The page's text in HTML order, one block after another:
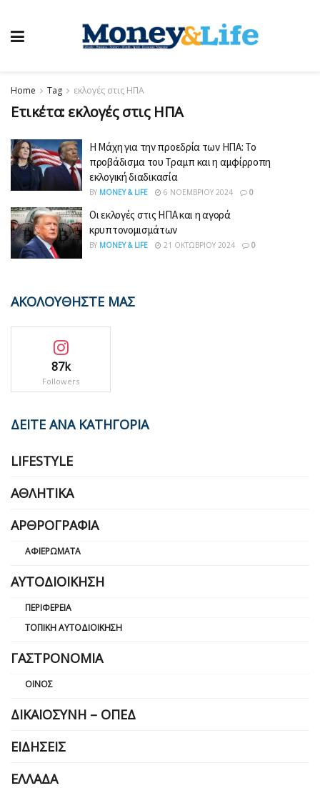
Home Tag εκλογές στις ΗΠΑ
Ετικέτα: εκλογές στις ΗΠΑ
Η Μάχη για την προεδρία των ΗΠΑ: Το
προβάδισμα του Τραμπ και η αμφίρροπη
εκλογική διαδικασία
BY MONEY & LIFE 6 ΝΟΕΜΒΡΊΟΥ 2024 0
Οι εκλογές στις ΗΠΑ και η αγορά
κρυπτονομισμάτων
BY MONEY & LIFE 21 ΟΚΤΩΒΡΊΟΥ 2024 0
ΑΚΟΛΟΥΘΗΣΤΕ ΜΑΣ
87k
Followers
ΔΕΙΤΕ ΑΝΑ ΚΑΤΗΓΟΡΙΑ
LIFESTYLE
ΑΘΛΗΤΙΚΆ
ΑΡΘΡΟΓΡΑΦΊΑ
ΑΦΙΕΡΏΜΑΤΑ
ΑΥΤΟΔΙΟΊΚΗΣΗ
ΠΕΡΙΦΈΡΕΙΑ
ΤΟΠΙΚΉ ΑΥΤΟΔΙΟΊΚΗΣΗ
ΓΑΣΤΡΟΝΟΜΊΑ
ΟΊΝΟΣ
ΔΙΚΑΙΟΣΎΝΗ – ΟΠΕΔ
ΕΙΔΉΣΕΙΣ
ΕΛΛΆΔΑ